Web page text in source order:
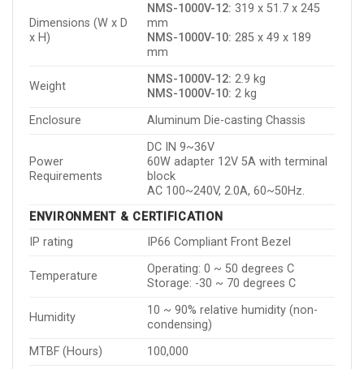
Dimensions (W x D
x H)
NMS-1000V-12: 319 x 51.7 x 245
mm
NMS-1000V-10: 285 x 49 x 189
mm
Weight
NMS-1000V-12: 2.9 kg
NMS-1000V-10: 2 kg
Enclosure
Aluminum Die-casting Chassis
Power
Requirements
DC IN 9~36V
60W adapter 12V 5A with terminal
block
AC 100~240V, 2.0A, 60~50Hz.
ENVIRONMENT & CERTIFICATION
IP rating
IP66 Compliant Front Bezel
Temperature
Operating: 0 ~ 50 degrees C
Storage: -30 ~ 70 degrees C
Humidity
10 ~ 90% relative humidity (non-
condensing)
MTBF (Hours)
100,000